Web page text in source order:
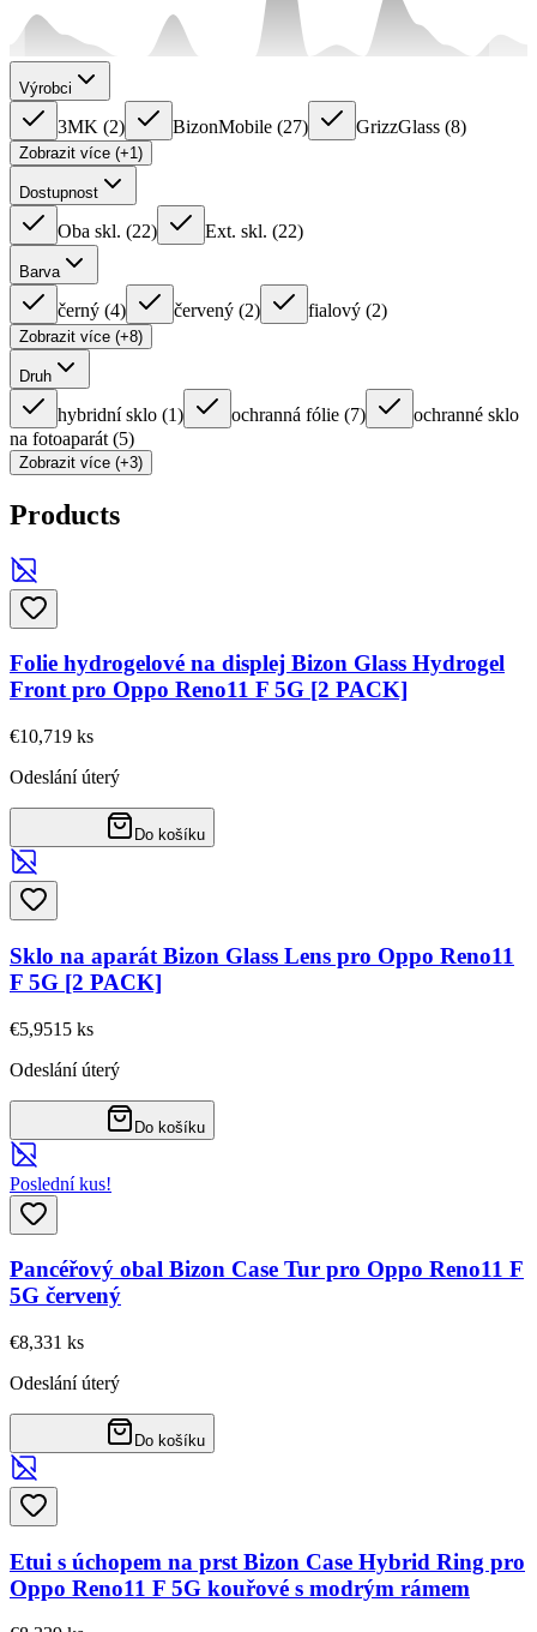
Výrobci
3MK (2) BizonMobile (27) GrizzGlass (8)
Zobrazit více (+1)
Dostupnost
Oba skl. (22) Ext. skl. (22)
Barva
černý (4) červený (2) fialový (2)
Zobrazit více (+8)
Druh
hybridní sklo (1) ochranná fólie (7)
ochranné sklo
na fotoaparát (5)
Zobrazit více (+3)
Products
Folie hydrogelové na displej Bizon Glass Hydrogel
Front pro Oppo Reno11 F 5G [2 PACK]
€10,719 ks
Odeslání úterý
Do košíku
Sklo na aparát Bizon Glass Lens pro Oppo Reno11
F 5G [2 PACK]
€5,9515 ks
Odeslání úterý
Do košíku
Poslední kus!
Pancéřový obal Bizon Case Tur pro Oppo Reno11 F
5G červený
€8,331 ks
Odeslání úterý
Do košíku
Etui s úchopem na prst Bizon Case Hybrid Ring pro
Oppo Reno11 F 5G kouřové s modrým rámem